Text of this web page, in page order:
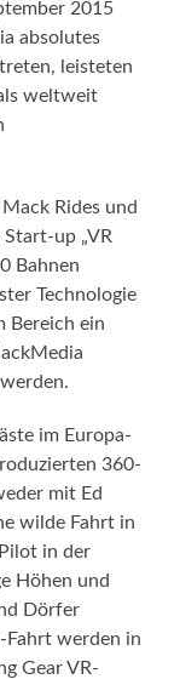
2015
absolutes
leisteten
weltweit
Rides und
up „VR
Bahnen
Technologie
Bereich ein
im Europa-
360-
mit Ed
wilde Fahrt in
in der
Höhen und
Dörfer
Fahrt werden in
Gear VR-